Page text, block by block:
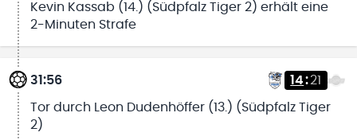
Kevin Kassab (14.) (Südpfalz Tiger 2) erhält eine
2-Minuten Strafe
31:56 14:21
Tor durch Leon Dudenhöffer (13.) (Südpfalz Tiger
2)